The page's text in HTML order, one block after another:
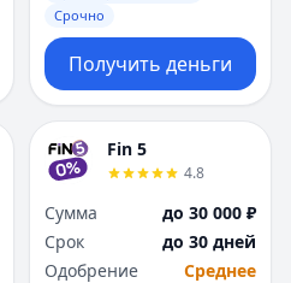
Х
Хабаровск
Ч
Чебоксары
Челябинск
Чита
Я
Ярославль
Вся Россия
Хабаровск
Ч
Чебоксары
Челябинск
Чита
Я
Ярославль
Вся Россия
Срочно
Получить деньги
Fin 5
4.8
Сумма
до 30 000 ₽
Срок
до 30 дней
Одобрение
Среднее